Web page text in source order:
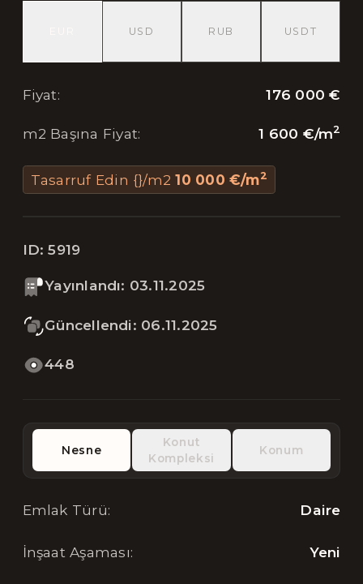
USD RUB USDT
Fiyat: 176 000 €
m2 Başına Fiyat: 1 600 €/m2
Tasarruf Edin {}/m2 10 000 €/m2
ID:5919
Yayınlandı: 03.11.2025
Güncellendi: 06.11.2025
448
Nesne
Konut
Kompleksi
Konum
Emlak Türü: Daire
İnşaat Aşaması: Yeni